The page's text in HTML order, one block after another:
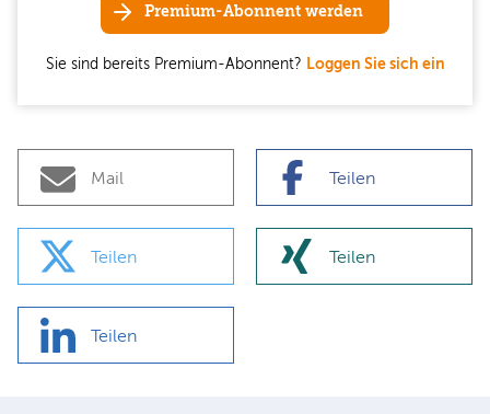
Premium-Abonnent werden
Sie sind bereits Premium-Abonnent? Loggen Sie sich ein
Mail Teilen
Teilen Teilen
Teilen